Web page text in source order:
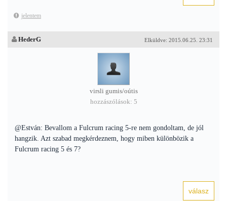
jelentem
Elküldve: 2015.06.25. 23:31
HederG
virsli gumis/oútis
hozzászólások: 5
@Estván: Bevallom a Fulcrum racing 5-re nem gondoltam, de jól
hangzik. Azt szabad megkérdeznem, hogy miben különbözik a
Fulcrum racing 5 és 7?